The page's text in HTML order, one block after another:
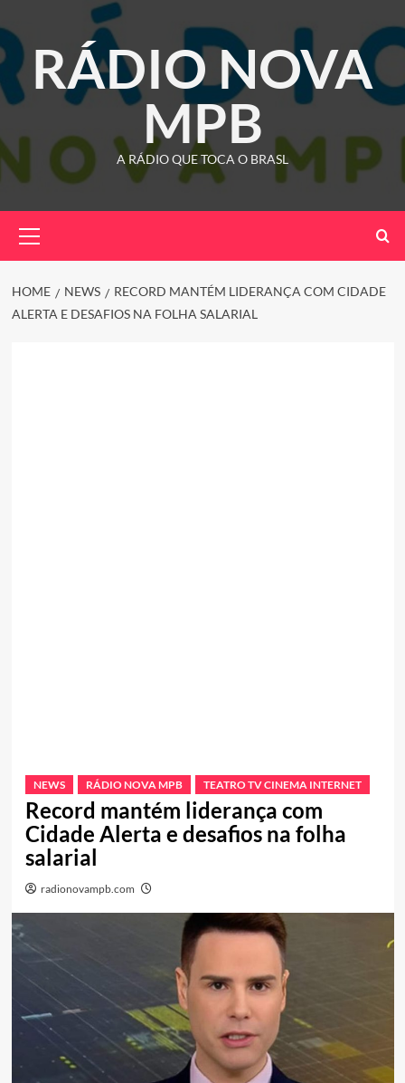
to
contentRÁDIO NOVA
MPB
A RÁDIO QUE TOCA O BRASL
Menu
HOME NEWS
RECORD MANTÉM LIDERANÇA COM CIDADE
ALERTA E DESAFIOS NA FOLHA SALARIAL
NEWS RÁDIO NOVA MPB TEATRO TV CINEMA INTERNET
Record mantém liderança com
Cidade Alerta e desafios na folha
salarial
radionovampb.com